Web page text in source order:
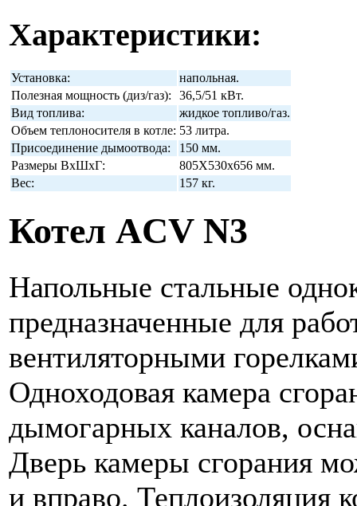
Характеристики:
Установка:
напольная.
Полезная мощность (диз/газ):
36,5/51 кВт.
Вид топлива:
жидкое топливо/газ.
Объем теплоносителя в котле: 53 литра.
Присоединение дымоотвода:
150 мм.
Размеры ВхШхГ:
805Х530х656 мм.
Вес:
157 кг.
Котел ACV N3
Напольные стальные
предназначенные для
вентиляторными
Одноходовая камера
дымогарных каналов,
Дверь камеры сгорания
и вправо. Теплоизоляция